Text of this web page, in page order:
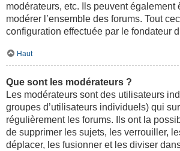
modérateurs, etc. Ils peuvent également
modérer l’ensemble des forums. Tout
configuration effectuée par le fondateur
Haut
Que sont les modérateurs ?
Les modérateurs sont des utilisateurs
groupes d’utilisateurs individuels) qui
régulièrement les forums. Ils ont la
de supprimer les sujets, les verrouiller,
déplacer, les fusionner et les diviser